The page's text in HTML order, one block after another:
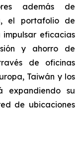
además de
el portafolio de
impulsar eficacias
y ahorro de
de oficinas
Taiwán y los
expandiendo su
de ubicaciones